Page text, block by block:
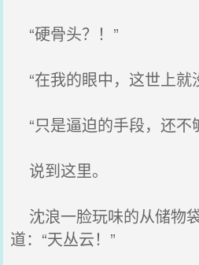
“硬骨头？！”
“在我的眼中，这世上就
“只是逼迫的手段，还不
说到这里。
沈浪一脸玩味的从储物
道：“天丛云！”